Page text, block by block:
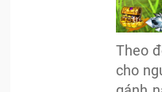
Theo
cho